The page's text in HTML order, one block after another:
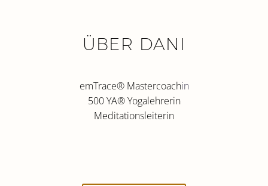
ÜBER DANI
emTrace®Mastercoachin
500 YA®Yogalehrerin
Meditationsleiterin